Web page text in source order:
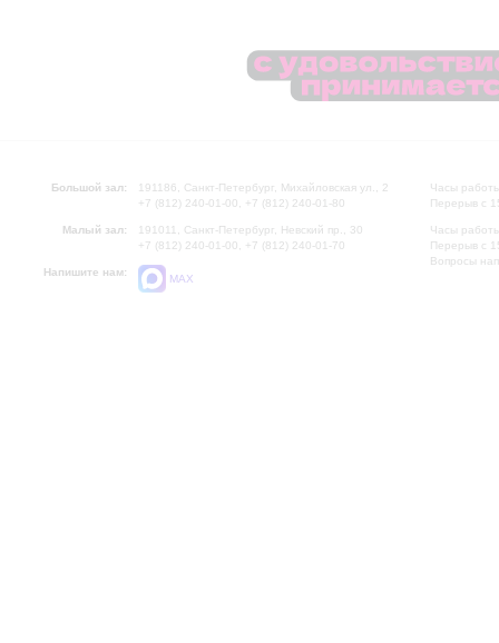
Большой зал:
191186, Санкт-Петербург, Михайловская ул., 2
+7 (812) 240-01-00, +7 (812) 240-01-80
Малый зал:
191011, Санкт-Петербург, Невский пр., 30
+7 (812) 240-01-00, +7 (812) 240-01-70
Напишите нам:
MAX
Часы
Перерыв с
Часы
Перерыв с
Вопросы